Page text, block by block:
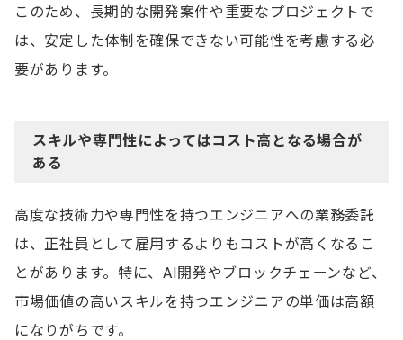
このため、長期的な開発案件や重要なプロジェクトで
は、安定した体制を確保できない可能性を考慮する必
要があります。
スキルや専門性によってはコスト高となる場合が
ある
高度な技術力や専門性を持つエンジニアへの業務委託
は、正社員として雇用するよりもコストが高くなるこ
とがあります。特に、AI開発やブロックチェーンなど、
市場価値の高いスキルを持つエンジニアの単価は高額
になりがちです。